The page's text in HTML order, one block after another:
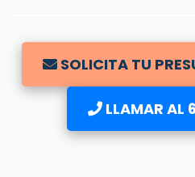
SOLICITA TU
LLAMAR AL